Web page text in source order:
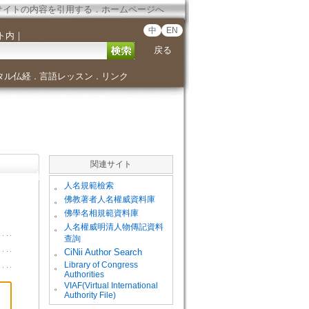
イトの内容を引用する．ホームページへ
内 ｜ 中 EN
戻る
ル仏経． 言語レッスン ． リンク
関連サイト
。 人名規範檢索
。 佛教著者人名權威資料庫
。 佛學名相規範資料庫
。
人名權威明清人物傳記資料
查詢
。
CiNii Author Search
。
Library of Congress
Authorities
。
VIAF(Virtual International
Authority File)